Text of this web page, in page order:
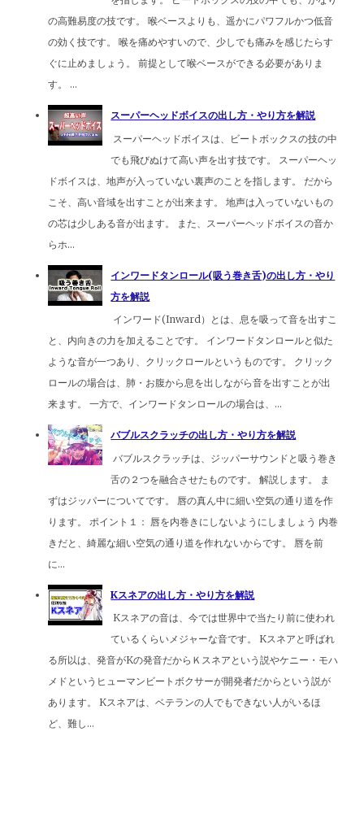
の高難易度の技です。 喉ベースよりも、遥かにパワフルかつ低音
の効く技です。 喉を痛めやすいので、少しでも痛みを感じたらす
ぐに止めましょう。 前提として喉ベースができる必要がありま
す。 ...
スーパーヘッドボイスの出し方・やり方を解説
スーパーヘッドボイスは、ビートボックスの技の中
でも飛びぬけて高い声を出す技です。 スーパーヘッ
ドボイスは、地声が入っていない裏声のことを指します。 だから
こそ、高い音域を出すことが出来ます。 地声は入っていないもの
の芯は少しある音が出ます。 また、スーパーヘッドボイスの音か
らホ...
インワードタンロール(吸う巻き舌)の出し方・やり
方を解説
インワード(Inward）とは、息を吸って音を出すこ
と、内向きの力を加えることです。 インワードタンロールと似た
ような音が一つあり、クリックロールというものです。 クリック
ロールの場合は、肺・お腹から息を出しながら音を出すことが出
来ます。 一方で、インワードタンロールの場合は、...
バブルスクラッチの出し方・やり方を解説
バブルスクラッチは、ジッパーサウンドと吸う巻き
舌の２つを融合させたものです。 解説します。 ま
ずはジッパーについてです。 唇の真ん中に細い空気の通り道を作
ります。 ポイント１： 唇を内巻きにしないようにしましょう 内巻
きだと、綺麗な細い空気の通り道を作れないからです。 唇を前
に...
Kスネアの出し方・やり方を解説
Kスネアの音は、今では世界中で当たり前に使われ
ているくらいメジャーな音です。 Kスネアと呼ばれ
る所以は、発音がKの発音だからＫスネアという説やケニー・モハ
メドというヒューマンビートボクサーが開発者だからという説が
あります。 Kスネアは、ベテランの人でもできない人がいるほ
ど、難し...